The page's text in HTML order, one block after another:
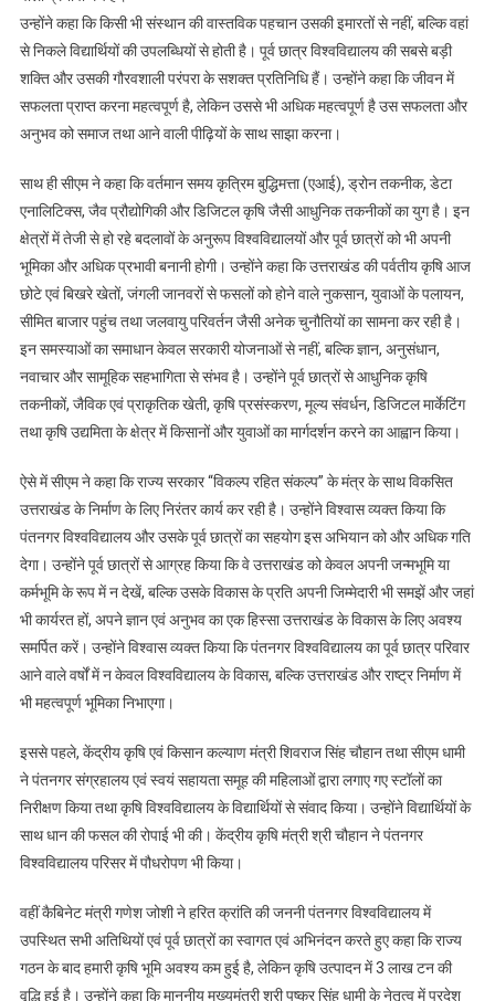
उन्होंने कहा कि किसी भी संस्थान की वास्तविक पहचान उसकी इमारतों से नहीं, बल्कि वहां
से निकले विद्यार्थियों की उपलब्धियों से होती है। पूर्व छात्र विश्वविद्यालय की सबसे बड़ी
शक्ति और उसकी गौरवशाली परंपरा के सशक्त प्रतिनिधि हैं। उन्होंने कहा कि जीवन में
सफलता प्राप्त करना महत्वपूर्ण है, लेकिन उससे भी अधिक महत्वपूर्ण है उस सफलता और
अनुभव को समाज तथा आने वाली पीढ़ियों के साथ साझा करना।
साथ ही सीएम ने कहा कि वर्तमान समय कृत्रिम बुद्धिमत्ता (एआई), ड्रोन तकनीक, डेटा
एनालिटिक्स, जैव प्रौद्योगिकी और डिजिटल कृषि जैसी आधुनिक तकनीकों का युग है। इन
क्षेत्रों में तेजी से हो रहे बदलावों के अनुरूप विश्वविद्यालयों और पूर्व छात्रों को भी अपनी
भूमिका और अधिक प्रभावी बनानी होगी। उन्होंने कहा कि उत्तराखंड की पर्वतीय कृषि आज
छोटे एवं बिखरे खेतों, जंगली जानवरों से फसलों को होने वाले नुकसान, युवाओं के पलायन,
सीमित बाजार पहुंच तथा जलवायु परिवर्तन जैसी अनेक चुनौतियों का सामना कर रही है।
इन समस्याओं का समाधान केवल सरकारी योजनाओं से नहीं, बल्कि ज्ञान, अनुसंधान,
नवाचार और सामूहिक सहभागिता से संभव है। उन्होंने पूर्व छात्रों से आधुनिक कृषि
तकनीकों, जैविक एवं प्राकृतिक खेती, कृषि प्रसंस्करण, मूल्य संवर्धन, डिजिटल मार्केटिंग
तथा कृषि उद्यमिता के क्षेत्र में किसानों और युवाओं का मार्गदर्शन करने का आह्वान किया।
ऐसे में सीएम ने कहा कि राज्य सरकार “विकल्प रहित संकल्प” के मंत्र के साथ विकसित
उत्तराखंड के निर्माण के लिए निरंतर कार्य कर रही है। उन्होंने विश्वास व्यक्त किया कि
पंतनगर विश्वविद्यालय और उसके पूर्व छात्रों का सहयोग इस अभियान को और अधिक गति
देगा। उन्होंने पूर्व छात्रों से आग्रह किया कि वे उत्तराखंड को केवल अपनी जन्मभूमि या
कर्मभूमि के रूप में न देखें, बल्कि उसके विकास के प्रति अपनी जिम्मेदारी भी समझें और जहां
भी कार्यरत हों, अपने ज्ञान एवं अनुभव का एक हिस्सा उत्तराखंड के विकास के लिए अवश्य
समर्पित करें। उन्होंने विश्वास व्यक्त किया कि पंतनगर विश्वविद्यालय का पूर्व छात्र परिवार
आने वाले वर्षों में न केवल विश्वविद्यालय के विकास, बल्कि उत्तराखंड और राष्ट्र निर्माण में
भी महत्वपूर्ण भूमिका निभाएगा।
इससे पहले, केंद्रीय कृषि एवं किसान कल्याण मंत्री शिवराज सिंह चौहान तथा सीएम धामी
ने पंतनगर संग्रहालय एवं स्वयं सहायता समूह की महिलाओं द्वारा लगाए गए स्टॉलों का
निरीक्षण किया तथा कृषि विश्वविद्यालय के विद्यार्थियों से संवाद किया। उन्होंने विद्यार्थियों के
साथ धान की फसल की रोपाई भी की। केंद्रीय कृषि मंत्री श्री चौहान ने पंतनगर
विश्वविद्यालय परिसर में पौधरोपण भी किया।
वहीं कैबिनेट मंत्री गणेश जोशी ने हरित क्रांति की जननी पंतनगर विश्वविद्यालय में
उपस्थित सभी अतिथियों एवं पूर्व छात्रों का स्वागत एवं अभिनंदन करते हुए कहा कि राज्य
गठन के बाद हमारी कृषि भूमि अवश्य कम हुई है, लेकिन कृषि उत्पादन में 3 लाख टन की
वृद्धि हुई है। उन्होंने कहा कि माननीय मुख्यमंत्री श्री पुष्कर सिंह धामी के नेतृत्व में प्रदेश